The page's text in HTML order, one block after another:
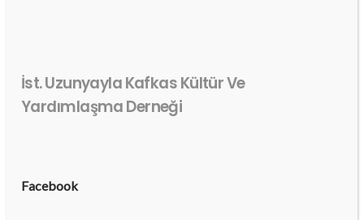
İst. Uzunyayla Kafkas Kültür Ve
Yardımlaşma Derneği
Facebook